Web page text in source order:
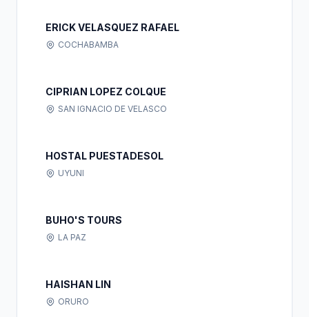
ERICK VELASQUEZ RAFAEL
COCHABAMBA
CIPRIAN LOPEZ COLQUE
SAN IGNACIO DE VELASCO
HOSTAL PUESTADESOL
UYUNI
BUHO'S TOURS
LA PAZ
HAISHAN LIN
ORURO